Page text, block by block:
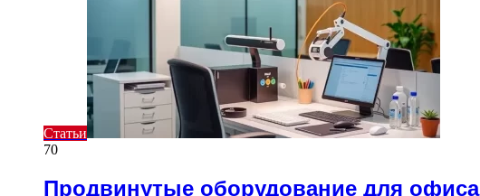
Статьи
70
Продвинутые оборудование для офиса